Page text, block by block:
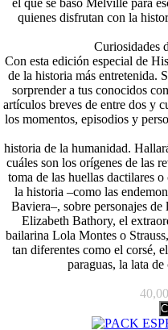
el que se basó Melville para
quienes disfrutan con la
Curiosidades
Con esta edición especial de
de la historia más entretenida.
sorprender a tus conocidos
artículos breves de entre dos y
los momentos, episodios y
historia de la humanidad.
cuáles son los orígenes de las
toma de las huellas dactilares
la historia –como las
Baviera–, sobre personajes
Elizabeth Bathory, el
bailarina Lola Montes o
tan diferentes como el corsé,
paraguas, la lata